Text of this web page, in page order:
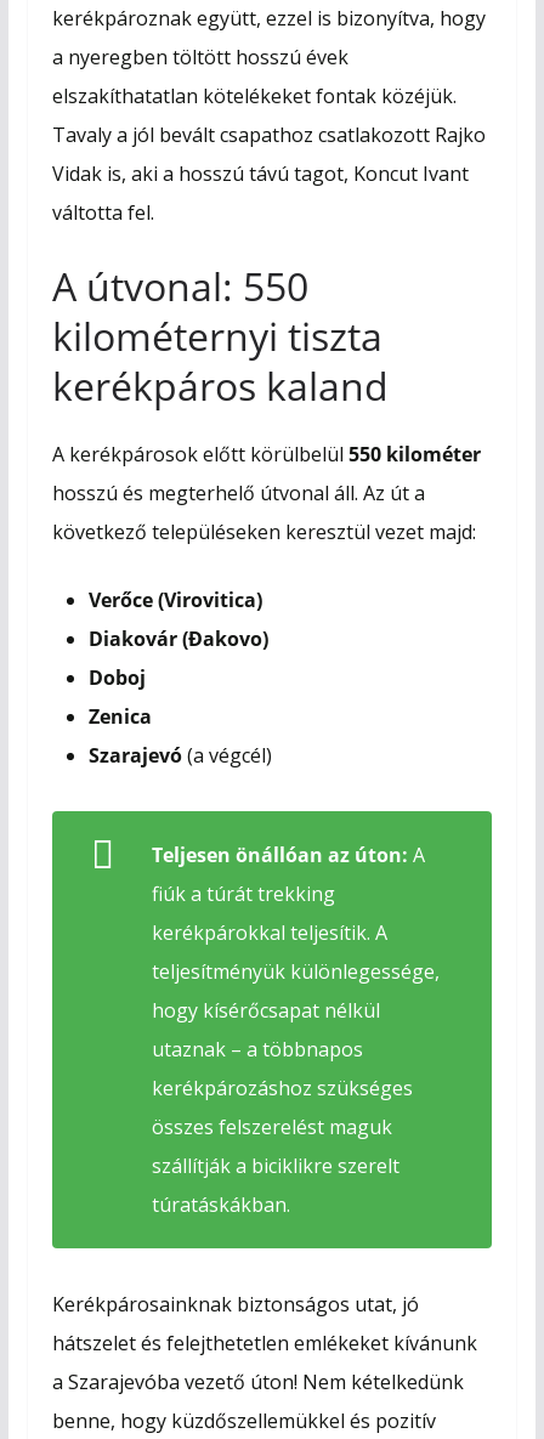
kerékpároznak együtt, ezzel is bizonyítva, hogy
a nyeregben töltött hosszú évek
elszakíthatatlan kötelékeket fontak közéjük.
Tavaly a jól bevált csapathoz csatlakozott Rajko
Vidak is, aki a hosszú távú tagot, Koncut Ivant
váltotta fel.
A útvonal: 550
kilométernyi tiszta
kerékpáros kaland
A kerékpárosok előtt körülbelül 550 kilométer
hosszú és megterhelő útvonal áll. Az út a
következő településeken keresztül vezet majd:
Verőce (Virovitica)
Diakovár (Đakovo)
Doboj
Zenica
Szarajevó(a végcél)
Teljesen önállóan az úton: A
fiúk a túrát trekking
kerékpárokkal teljesítik. A
teljesítményük különlegessége,
hogy kísérőcsapat nélkül
utaznak – a többnapos
kerékpározáshoz szükséges
összes felszerelést maguk
szállítják a biciklikre szerelt
túratáskákban.
Kerékpárosainknak biztonságos utat, jó
hátszelet és felejthetetlen emlékeket kívánunk
a Szarajevóba vezető úton! Nem kételkedünk
benne, hogy küzdőszellemükkel és pozitív